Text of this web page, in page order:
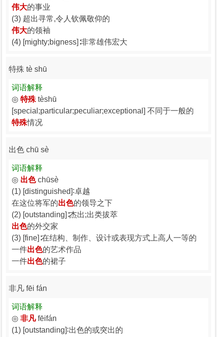
伟大的事业
(3) 超出寻常,令人钦佩敬仰的
伟大的领袖
(4) [mighty;bigness]∶非常雄伟宏大
特殊 tè shū
词语解释
◎ 特殊 tèshū
[special;particular;peculiar;exceptional] 不同于一般的
特殊情况
出色 chū sè
词语解释
◎ 出色chūsè
(1) [distinguished]∶卓越
在这位将军的出色的领导之下
(2) [outstanding]∶杰出;出类拔萃
出色的外交家
(3) [fine]∶在结构、制作、设计或表现方式上高人一等的
一件出色的艺术作品
一件出色的裙子
非凡 fēi fán
词语解释
◎ 非凡fēifán
(1) [outstanding]∶出色的或突出的